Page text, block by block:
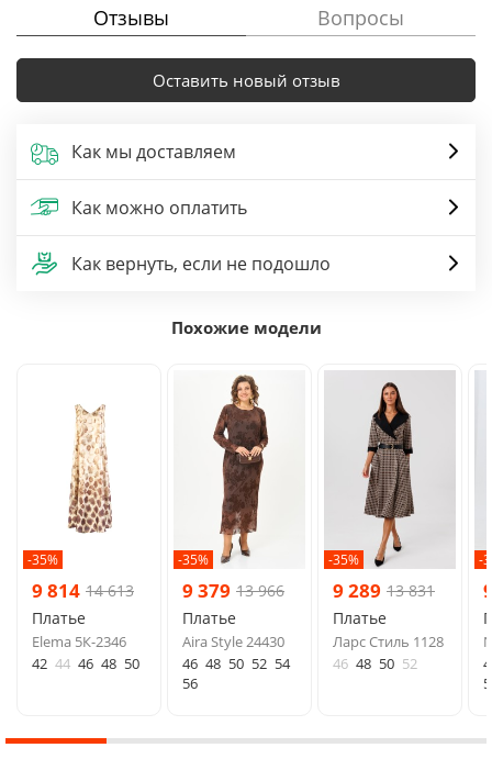
Отзывы Вопросы
Оставить новый отзыв
Как мы доставляем
Как можно оплатить
Как вернуть, если не подошло
Похожие модели
-35%
9 814 14 613
Платье
Elema 5К-2346
42 44 46 48 50
-35%
9 379 13 966
Платье
Aira Style 24430
46 48 50 52 54
56
-35%
9 289 13 831
Платье
Ларс Стиль 1128
46 48 50 52
-